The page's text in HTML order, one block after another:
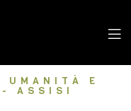
UMANITÀ E
ASSISI